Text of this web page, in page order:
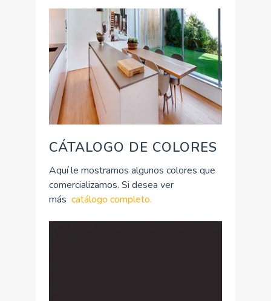
CÁTALOGO DE COLORES
Aquí le mostramos algunos colores que
comercializamos. Si desea ver
más catálogo completo.